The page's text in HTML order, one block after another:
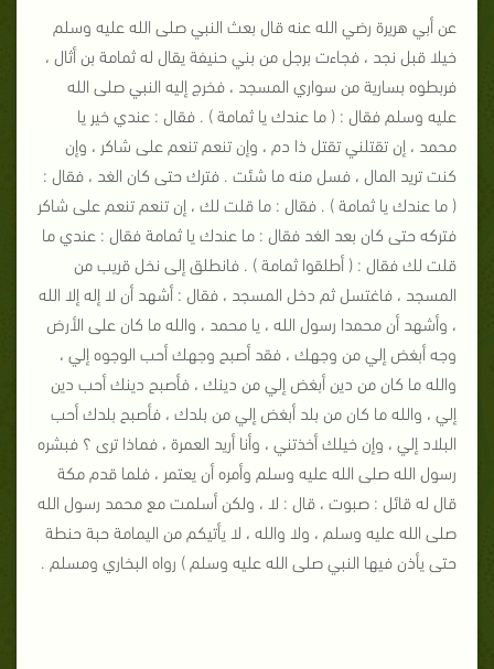
عن أبي هريرة رضي الله عنه قال بعث النبي صلى الله عليه وسلم
خيلا قبل نجد ، فجاءت برجل من بني حنيفة يقال له ثمامة بن أثال ،
فربطوه بسارية من سواري المسجد ، فخرج إليه النبي صلى الله
عليه وسلم فقال : ( ما عندك يا ثمامة ) . فقال : عندي خير يا
محمد ، إن تقتلني تقتل ذا دم ، وإن تنعم تنعم على شاكر ، وإن
كنت تريد المال ، فسل منه ما شئت . فترك حتى كان الغد ، فقال :
( ما عندك يا ثمامة ) . فقال : ما قلت لك ، إن تنعم تنعم على شاكر
فتركه حتى كان بعد الغد فقال : ما عندك يا ثمامة فقال : عندي ما
قلت لك فقال : ( أطلقوا ثمامة ) . فانطلق إلى نخل قريب من
المسجد ، فاغتسل ثم دخل المسجد ، فقال : أشهد أن لا إله إلا الله
، وأشهد أن محمدا رسول الله ، يا محمد ، والله ما كان على الأرض
وجه أبغض إلي من وجهك ، فقد أصبح وجهك أحب الوجوه إلي ،
والله ما كان من دين أبغض إلي من دينك ، فأصبح دينك أحب دين
إلي ، والله ما كان من بلد أبغض إلي من بلدك ، فأصبح بلدك أحب
البلاد إلي ، وإن خيلك أخذتني ، وأنا أريد العمرة ، فماذا ترى ؟ فبشره
رسول الله صلى الله عليه وسلم وأمره أن يعتمر ، فلما قدم مكة
قال له قائل : صبوت ، قال : لا ، ولكن أسلمت مع محمد رسول الله
صلى الله عليه وسلم ، ولا والله ، لا يأتيكم من اليمامة حبة حنطة
حتى يأذن فيها النبي صلى الله عليه وسلم ) رواه البخاري ومسلم .